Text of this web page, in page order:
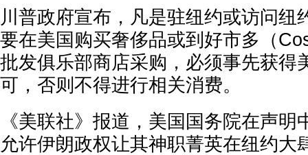
川普政府宣布，凡是驻纽约或访问纽
要在美国购买奢侈品或到好市多（
批发俱乐部商店采购，必须事先获得
可，否则不得进行相关消费。
《美联社》报道，美国国务院在声明
允许伊朗政权让其神职菁英在纽约大